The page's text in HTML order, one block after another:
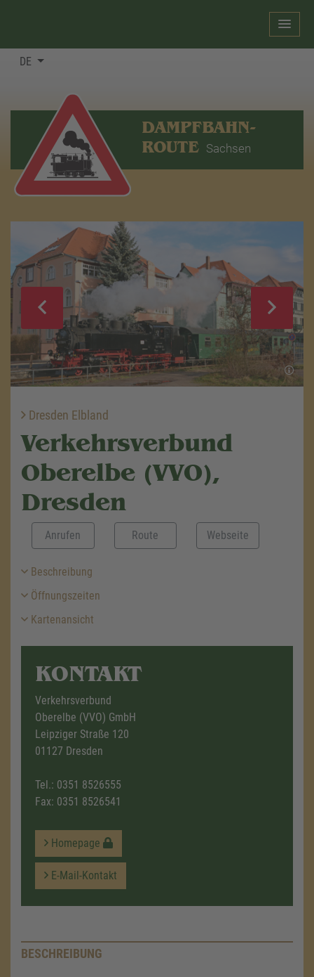
DE
DAMPFBAHN-
ROUTE Sachsen
Dresden Elbland
Verkehrsverbund
Oberelbe (VVO),
Dresden
Anrufen Route Webseite
Beschreibung
Öffnungszeiten
Kartenansicht
KONTAKT
Verkehrsverbund
Oberelbe (VVO) GmbH
Leipziger Straße 120
01127 Dresden
Tel.: 0351 8526555
Fax: 0351 8526541
Homepage
E-Mail-Kontakt
BESCHREIBUNG